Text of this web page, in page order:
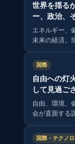
世界を揺る
ー、政治、
エネルギー、
未来の経済。
点。
国際
自由への灯
して見過ご
自由、環境、
会が直面する
国際・テクノ